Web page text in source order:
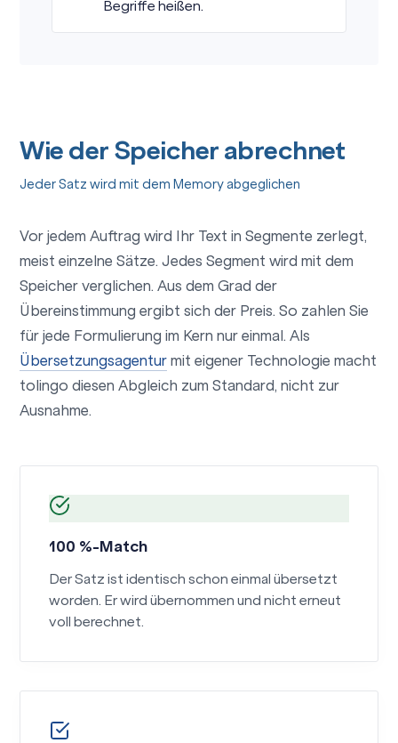
Begriffe heißen.
Wie der Speicher abrechnet
Jeder Satz wird mit dem Memory abgeglichen
Vor jedem Auftrag wird Ihr Text in Segmente zerlegt,
meist einzelne Sätze. Jedes Segment wird mit dem
Speicher verglichen. Aus dem Grad der
Übereinstimmung ergibt sich der Preis. So zahlen Sie
für jede Formulierung im Kern nur einmal. Als
Übersetzungsagentur mit eigener Technologie macht
tolingo diesen Abgleich zum Standard, nicht zur
Ausnahme.
100 %-Match
Der Satz ist identisch schon einmal übersetzt
worden. Er wird übernommen und nicht erneut
voll berechnet.